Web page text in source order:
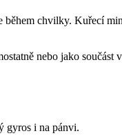
chvilky. Kuřecí
nebo jako
gyros i na pánvi.